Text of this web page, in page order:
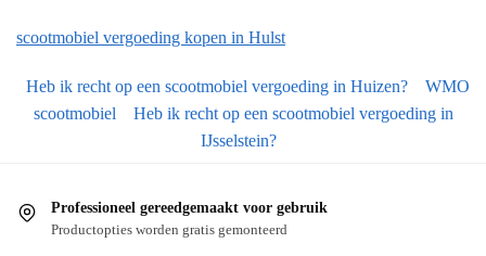
scootmobiel vergoeding kopen in Hulst
Heb ik recht op een scootmobiel vergoeding in Huizen?
WMO
scootmobiel
Heb ik recht op een scootmobiel vergoeding in
IJsselstein?
Professioneel gereedgemaakt voor gebruik
Productopties worden gratis gemonteerd